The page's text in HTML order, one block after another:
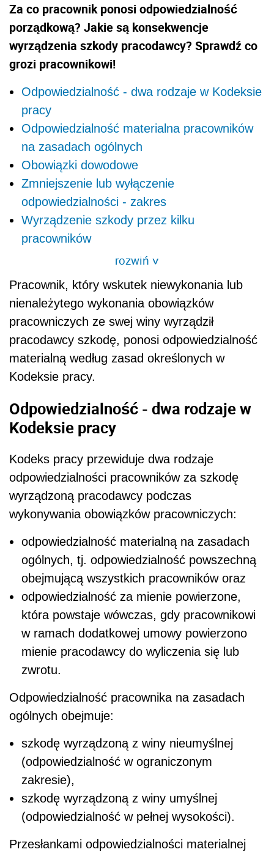
Za co pracownik ponosi odpowiedzialność
porządkową? Jakie są konsekwencje
wyrządzenia szkody pracodawcy? Sprawdź co
grozi pracownikowi!
Odpowiedzialność - dwa rodzaje w Kodeksie
pracy
Odpowiedzialność materialna pracowników
na zasadach ogólnych
Obowiązki dowodowe
Zmniejszenie lub wyłączenie
odpowiedzialności - zakres
Wyrządzenie szkody przez kilku
pracowników
rozwiń>
Pracownik, który wskutek niewykonania lub
nienależytego wykonania obowiązków
pracowniczych ze swej winy wyrządził
pracodawcy szkodę, ponosi odpowiedzialność
materialną według zasad określonych w
Kodeksie pracy.
Odpowiedzialność - dwa rodzaje w
Kodeksie pracy
Kodeks pracy przewiduje dwa rodzaje
odpowiedzialności pracowników za szkodę
wyrządzoną pracodawcy podczas
wykonywania obowiązków pracowniczych:
odpowiedzialność materialną na zasadach
ogólnych, tj. odpowiedzialność powszechną
obejmującą wszystkich pracowników oraz
odpowiedzialność za mienie powierzone,
która powstaje wówczas, gdy pracownikowi
w ramach dodatkowej umowy powierzono
mienie pracodawcy do wyliczenia się lub
zwrotu.
Odpowiedzialność pracownika na zasadach
ogólnych obejmuje:
szkodę wyrządzoną z winy nieumyślnej
(odpowiedzialność w ograniczonym
zakresie),
szkodę wyrządzoną z winy umyślnej
(odpowiedzialność w pełnej wysokości).
Przesłankami odpowiedzialności materialnej